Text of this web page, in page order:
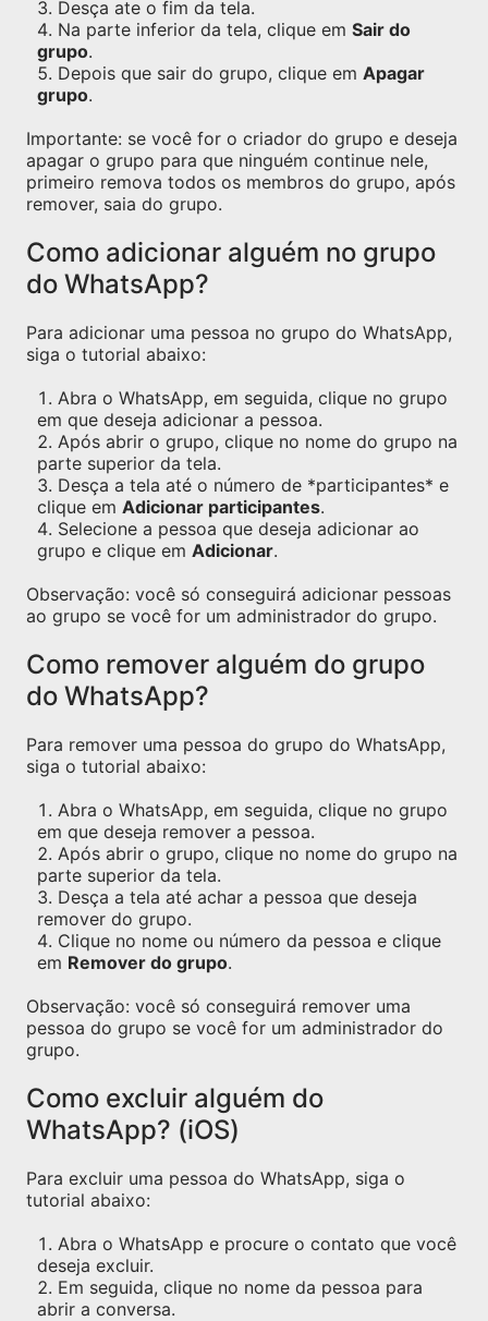
Desça ate o fim da tela.
Na parte inferior da tela, clique em Sair do
grupo.
Depois que sair do grupo, clique em Apagar
grupo.
Importante: se você for o criador do grupo e deseja
apagar o grupo para que ninguém continue nele,
primeiro remova todos os membros do grupo, após
remover, saia do grupo.
Como adicionar alguém no grupo
do WhatsApp?
Para adicionar uma pessoa no grupo do WhatsApp,
siga o tutorial abaixo:
Abra o WhatsApp, em seguida, clique no grupo
em que deseja adicionar a pessoa.
Após abrir o grupo, clique no nome do grupo na
parte superior da tela.
Desça a tela até o número de *participantes* e
clique em Adicionar participantes.
Selecione a pessoa que deseja adicionar ao
grupo e clique em Adicionar.
Observação: você só conseguirá adicionar pessoas
ao grupo se você for um administrador do grupo.
Como remover alguém do grupo
do WhatsApp?
Para remover uma pessoa do grupo do WhatsApp,
siga o tutorial abaixo:
Abra o WhatsApp, em seguida, clique no grupo
em que deseja remover a pessoa.
Após abrir o grupo, clique no nome do grupo na
parte superior da tela.
Desça a tela até achar a pessoa que deseja
remover do grupo.
Clique no nome ou número da pessoa e clique
em Remover do grupo.
Observação: você só conseguirá remover uma
pessoa do grupo se você for um administrador do
grupo.
Como excluir alguém do
WhatsApp? (iOS)
Para excluir uma pessoa do WhatsApp, siga o
tutorial abaixo:
Abra o WhatsApp e procure o contato que você
deseja excluir.
Em seguida, clique no nome da pessoa para
abrir a conversa.